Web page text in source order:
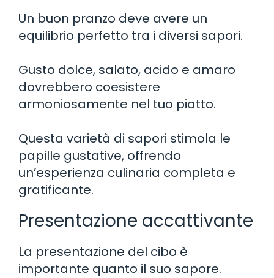
Un buon pranzo deve avere un
equilibrio perfetto tra i diversi sapori.
Gusto dolce, salato, acido e amaro
dovrebbero coesistere
armoniosamente nel tuo piatto.
Questa varietà di sapori stimola le
papille gustative, offrendo
un’esperienza culinaria completa e
gratificante.
Presentazione accattivante
La presentazione del cibo è
importante quanto il suo sapore.